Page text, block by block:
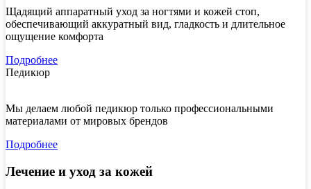
Щадящий аппаратный уход за ногтями и кожей стоп,
обеспечивающий аккуратный вид, гладкость и длительное
ощущение комфорта
Подробнее
Педикюр
Мы делаем любой педикюр только профессиональными
материалами от мировых брендов
Подробнее
Лечение и уход за кожей